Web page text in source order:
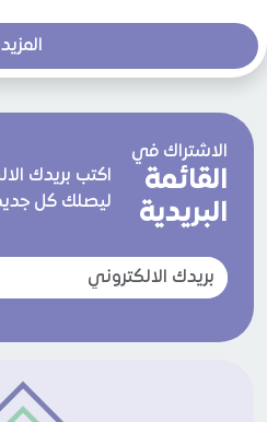
المزيد
الاشتراك في
القائمة
البريدية
اكتب بريدك
ليصلك كل جديد